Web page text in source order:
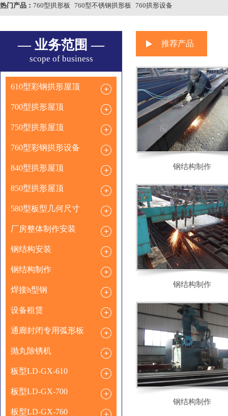
热门产品： 760型拱形板 760型不锈钢拱形板 760拱形设备
— 业务范围 —
scope of business
610型彩钢拱形屋顶
700型拱形屋顶
750型拱形屋顶
760型彩钢拱形设备
840型拱形屋顶
850型拱形屋顶
580型板型几何尺寸
厂房整体制作安装
钢结构安装
钢结构制作
焊接h型钢
设备租赁
通廊封闭专用弧形板
抛丸除锈机
板型LD-GX-610
板型LD-GX-700
板型LD-GX-760
推荐产品
钢结构制作
钢结构制作
钢结构制作